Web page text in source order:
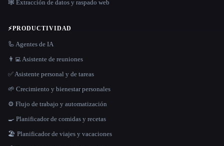
🕸️ Extracción de datos y raspado web
⚡PRODUCTIVIDAD
🦾 Agentes de IA
👨‍💻 Asistente de reuniones
✅ Asistente personal y de tareas
🌱 Crecimiento y bienestar personales
⚙️ Flujo de trabajo y automatización
🍳 Planificador de comidas y recetas
🏖 Planificador de viajes y vacaciones